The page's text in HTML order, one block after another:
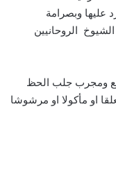
عليها وبصرامة
الروحانيين
ومجرب جلب الحظ
او مأكولا او مرشوشا